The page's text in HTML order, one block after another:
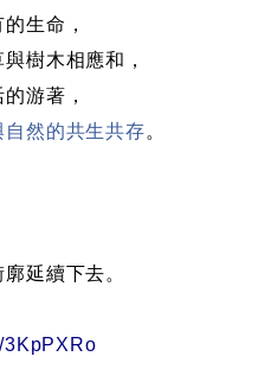
生命，
樹木相應和，
游著，
自然的共生共存
延續下去。